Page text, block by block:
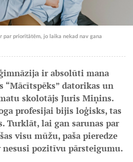
par prioritātēm, jo laika nekad nav gana
ir absolūti mana
“Mācītspēks” datorikas un
skolotājs Juris Miņins.
profesijai bijis loģisks, tas
Turklāt, lai gan sarunas par
visu mūžu, paša pieredze
pozitīvu pārsteigumu.